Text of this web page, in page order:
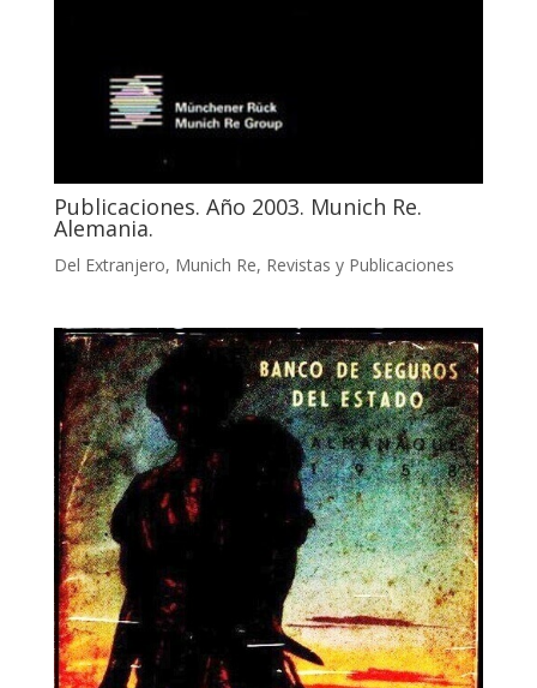
Publicaciones. Año 2003. Munich Re.
Alemania.
Del Extranjero, Munich Re, Revistas y Publicaciones